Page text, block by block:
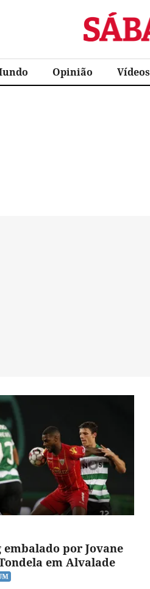
Sábado
Opinião Vídeos
por Jovane
em Alvalade